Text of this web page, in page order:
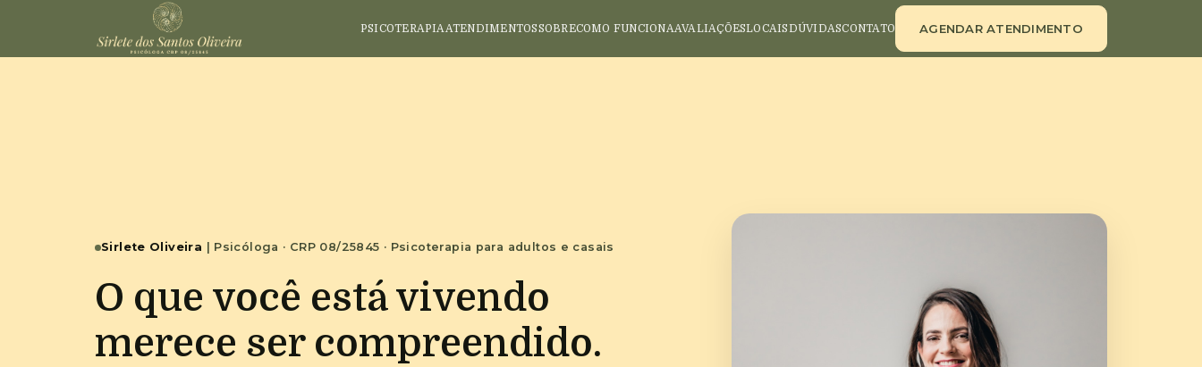
PSICOTERAPIAATENDIMENTOSSOBRECOMO FUNCIONAAVALIAÇÕESLOCAIS DÚVIDASCONTATO AGENDAR ATENDIMENTO
Sirlete Oliveira | Psicóloga · CRP 08/25845 · Psicoterapia para adultos e casais
O que você está vivendo
merece ser compreendido.